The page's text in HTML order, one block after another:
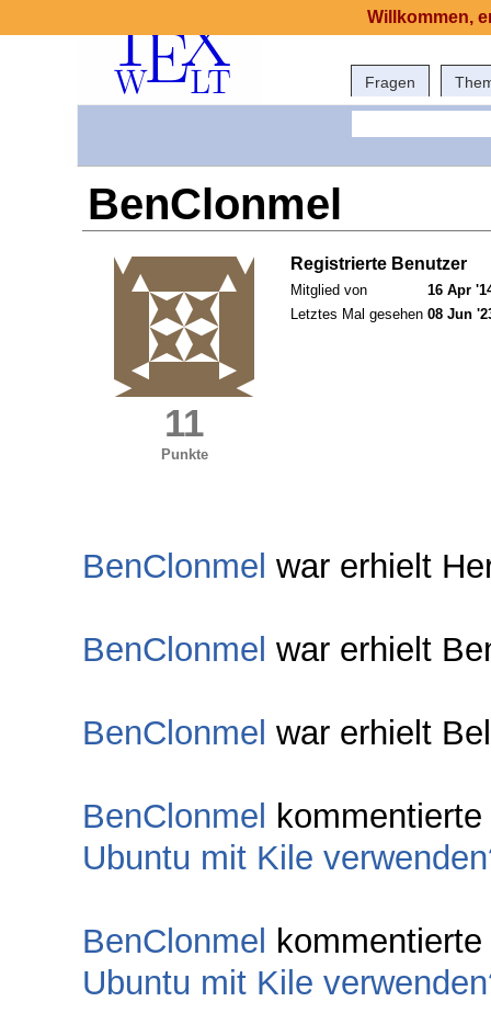
Fragen
BenClonmel
11
Punkte
Registrierte Benutzer
Mitglied von
16 Apr
Letztes Mal gesehen 08 Jun
BenClonmel war erhielt
BenClonmel war erhielt
BenClonmel war erhielt
BenClonmel kommentierte
Ubuntu mit Kile
BenClonmel kommentierte
Ubuntu mit Kile
Willkommen,